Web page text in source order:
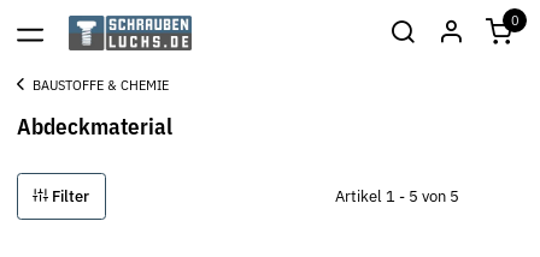
0
BAUSTOFFE & CHEMIE
Abdeckmaterial
Filter Artikel 1 - 5 von 5